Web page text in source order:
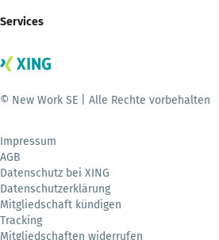
Services
© New Work SE | Alle Rechte vorbehalten
Impressum
AGB
Datenschutz bei XING
Datenschutzerklärung
Mitgliedschaft kündigen
Tracking
Mitgliedschaften widerrufen